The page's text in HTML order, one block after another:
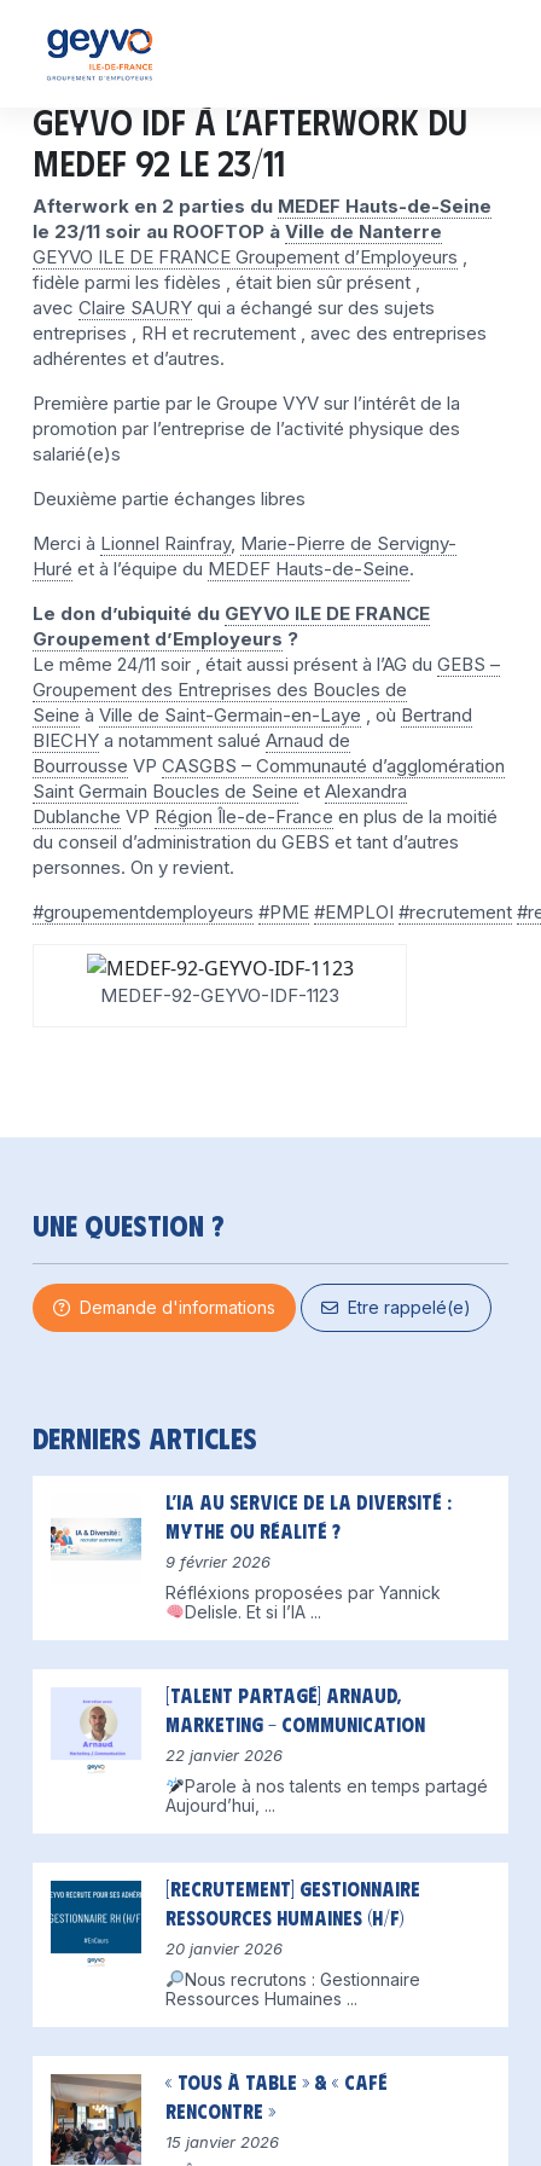
GEYVO IDF à l’afterwork du
MEDEF 92 le 23/11
Afterwork en 2 parties du MEDEF Hauts-de-Seine
le 23/11 soir au ROOFTOP à Ville de Nanterre
GEYVO ILE DE FRANCE Groupement d’Employeurs ,
fidèle parmi les fidèles , était bien sûr présent ,
avec Claire SAURY qui a échangé sur des sujets
entreprises , RH et recrutement , avec des entreprises
adhérentes et d’autres.
Première partie par le Groupe VYV sur l’intérêt de la
promotion par l’entreprise de l’activité physique des
salarié(e)s
Deuxième partie échanges libres
Merci à Lionnel Rainfray, Marie-Pierre de Servigny-
Huré et à l’équipe du MEDEF Hauts-de-Seine.
Le don d’ubiquité du GEYVO ILE DE FRANCE
Groupement d’Employeurs ?
Le même 24/11 soir , était aussi présent à l’AG du GEBS –
Groupement des Entreprises des Boucles de
Seine à Ville de Saint-Germain-en-Laye , où Bertrand
BIECHY a notamment salué Arnaud de
Bourrousse VP CASGBS – Communauté d’agglomération
Saint Germain Boucles de Seine et Alexandra
Dublanche VP Région Île-de-France en plus de la moitié
du conseil d’administration du GEBS et tant d’autres
personnes. On y revient.
#groupementdemployeurs #PME #EMPLOI #recrutement
MEDEF-92-GEYVO-IDF-1123
Une question ?
Demande d'informations Etre rappelé(e)
Derniers articles
L’IA au service de la diversité :
mythe ou réalité ?
9 février 2026
Réfléxions proposées par Yannick
Delisle. Et si l’IA ...
[Talent partagé] Arnaud,
Marketing – Communication
22 janvier 2026
Parole à nos talents en temps partagé
Aujourd’hui, ...
[Recrutement] Gestionnaire
Ressources Humaines (H/F)
20 janvier 2026
Nous recrutons : Gestionnaire
Ressources Humaines ...
« Tous à table » & « Café
Rencontre »
15 janvier 2026